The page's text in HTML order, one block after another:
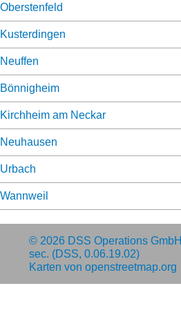
Oberstenfeld
Kusterdingen
Neuffen
Bönnigheim
Kirchheim am Neckar
Neuhausen
Urbach
Wannweil
© 2026 DSS Operations GmbH
sec. (DSS, 0.06.19.02)
Karten von openstreetmap.org